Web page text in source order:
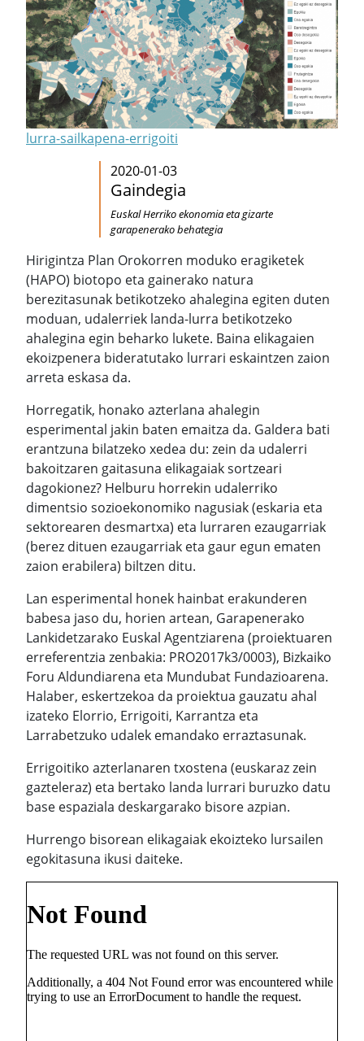
lurra-sailkapena-errigoiti
2020-01-03
Gaindegia
Euskal Herriko ekonomia eta gizarte
garapenerako behategia
Hirigintza Plan Orokorren moduko eragiketek
(HAPO) biotopo eta gainerako natura
berezitasunak betikotzeko ahalegina egiten duten
moduan, udalerriek landa-lurra betikotzeko
ahalegina egin beharko lukete. Baina elikagaien
ekoizpenera bideratutako lurrari eskaintzen zaion
arreta eskasa da.
Horregatik, honako azterlana ahalegin
esperimental jakin baten emaitza da. Galdera bati
erantzuna bilatzeko xedea du: zein da udalerri
bakoitzaren gaitasuna elikagaiak sortzeari
dagokionez? Helburu horrekin udalerriko
dimentsio sozioekonomiko nagusiak (eskaria eta
sektorearen desmartxa) eta lurraren ezaugarriak
(berez dituen ezaugarriak eta gaur egun ematen
zaion erabilera) biltzen ditu.
Lan esperimental honek hainbat erakunderen
babesa jaso du, horien artean, Garapenerako
Lankidetzarako Euskal Agentziarena (proiektuaren
erreferentzia zenbakia: PRO2017k3/0003), Bizkaiko
Foru Aldundiarena eta Mundubat Fundazioarena.
Halaber, eskertzekoa da proiektua gauzatu ahal
izateko Elorrio, Errigoiti, Karrantza eta
Larrabetzuko udalek emandako erraztasunak.
Errigoitiko azterlanaren txostena (euskaraz zein
gazteleraz) eta bertako landa lurrari buruzko datu
base espaziala deskargarako bisore azpian.
Hurrengo bisorean elikagaiak ekoizteko lursailen
egokitasuna ikusi daiteke.